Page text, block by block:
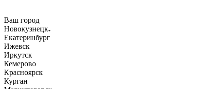
Ваш город
Новокузнецк
Екатеринбург
Ижевск
Иркутск
Кемерово
Красноярск
Курган